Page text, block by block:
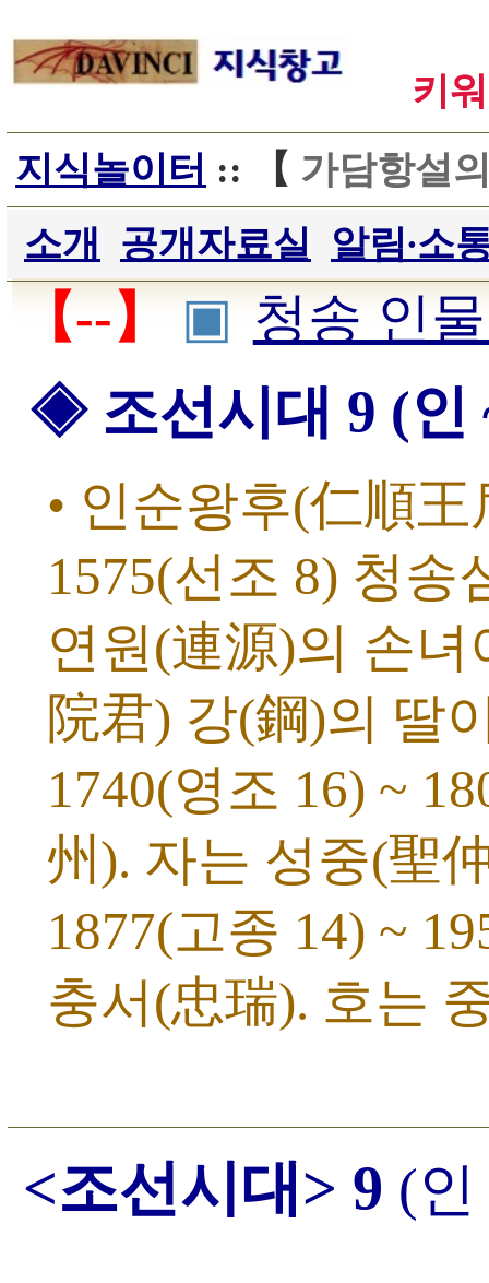
키
지식놀이터 :: 【 가담항설
소개
공개자료실 알림∙소
【--】 ▣ 청송 인
◈ 조선시대 9 (인
• 인순왕후(仁順
1575(선조 8) 청
연원(連源)의 손
院君) 강(鋼)의
1740(영조 16) ~
州). 자는 성중(聖
1877(고종 14) ~
충서(忠瑞). 호는
<조선시대> 9 (인